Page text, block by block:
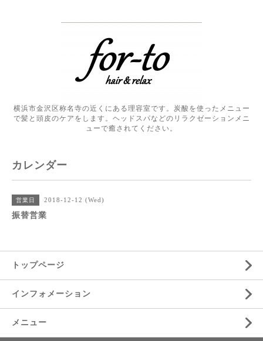
横浜市金沢区称名寺の近くにある理容室です。炭酸を使ったメニュー
で髪と頭皮のケアをします。ヘッドスパなどのリラクゼーションメニ
ューで癒されてください。
カレンダー
営業日 2018-12-12 (Wed)
振替営業
トップページ
インフォメーション
メニュー